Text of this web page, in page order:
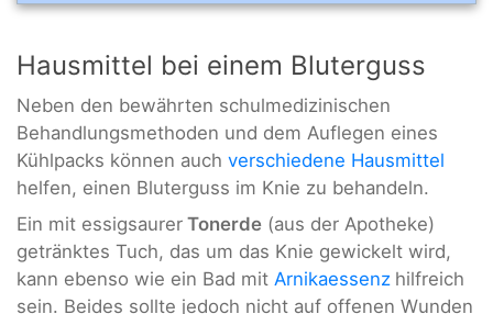
Hausmittel bei einem Bluterguss
Neben den bewährten schulmedizinischen
Behandlungsmethoden und dem Auflegen eines
Kühlpacks können auch verschiedene Hausmittel
helfen, einen Bluterguss im Knie zu behandeln.
Ein mit essigsaurer Tonerde (aus der Apotheke)
getränktes Tuch, das um das Knie gewickelt wird,
kann ebenso wie ein Bad mit Arnikaessenz hilfreich
sein. Beides sollte jedoch nicht auf offenen Wunden